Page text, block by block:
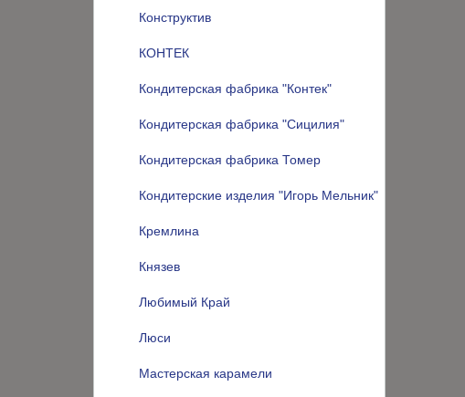
Конструктив
КОНТЕК
Кондитерская фабрика "Контек"
Кондитерская фабрика "Сицилия"
Кондитерская фабрика Томер
Кондитерские изделия "Игорь Мельник"
Кремлина
Князев
Любимый Край
Люси
Мастерская карамели